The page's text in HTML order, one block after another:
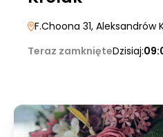
F.Choona 31, Aleksandrów
Teraz zamknięteDzisiaj: